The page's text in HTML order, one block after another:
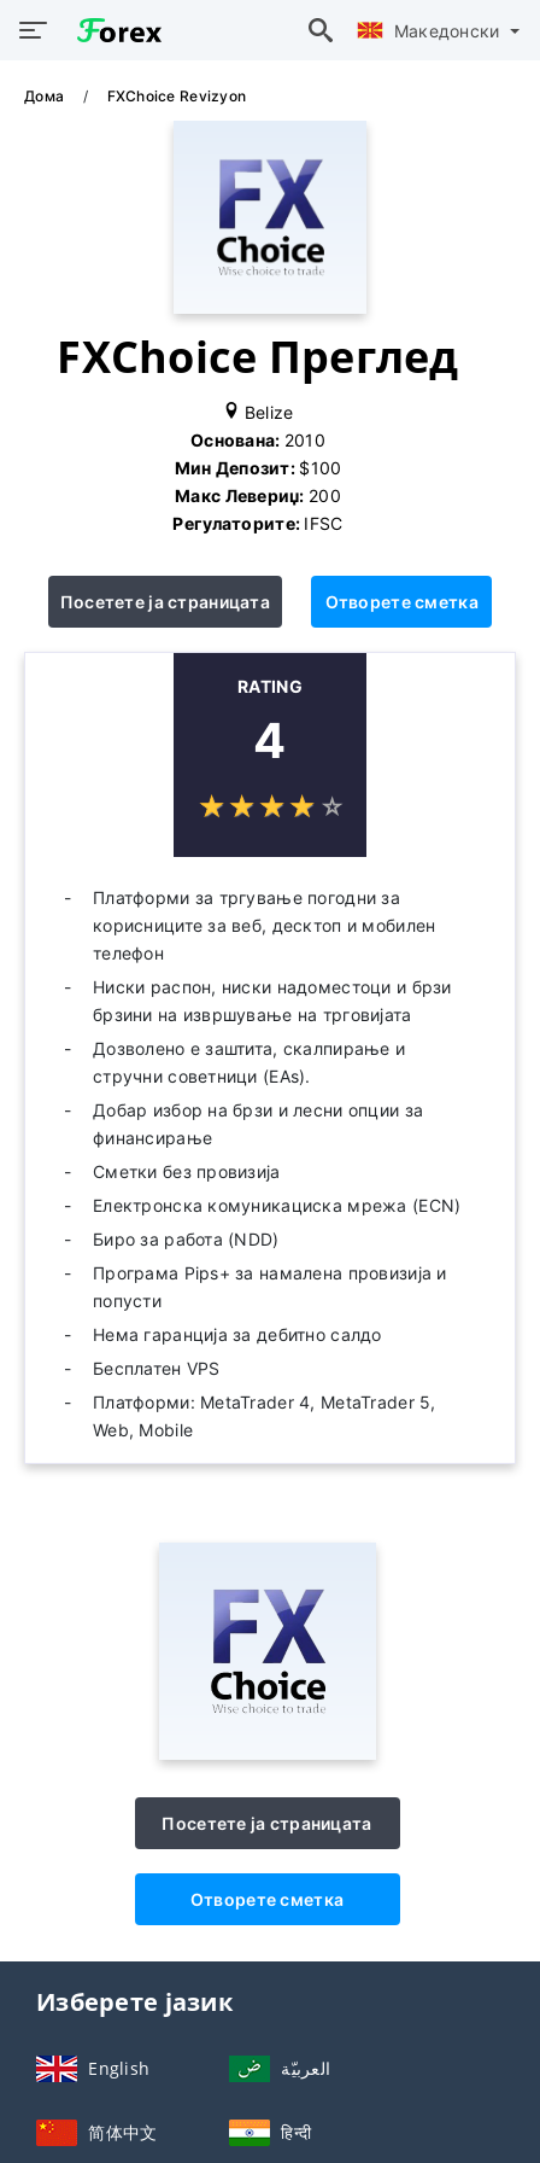
Македонски
Дома FXChoice Revizyon
FXChoice Преглед
Belize
Основана: 2010
Мин Депозит: $100
Макс Левериџ: 200
Регулаторите: IFSC
Посетете ја страницата Отворете сметка
RATING
4
☆☆☆☆ ☆
★★★★ ★
Платформи за тргување погодни за
корисниците за веб, десктоп и мобилен
телефон
Ниски распон, ниски надоместоци и брзи
брзини на извршување на трговијата
Дозволено е заштита, скалпирање и
стручни советници (EAs).
Добар избор на брзи и лесни опции за
финансирање
Сметки без провизија
Електронска комуникациска мрежа (ECN)
Биро за работа (NDD)
Програма Pips+ за намалена провизија и
попусти
Нема гаранција за дебитно салдо
Бесплатен VPS
Платформи: MetaTrader 4, MetaTrader 5,
Web, Mobile
Посетете ја страницата
Отворете сметка
Изберете јазик
English العربيّة
简体中文 हिन्दी